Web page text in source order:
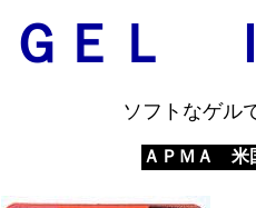
ＧＥＬ
ソフトなゲル
ＡＰＭＡ